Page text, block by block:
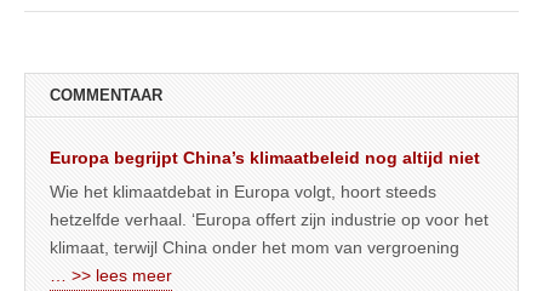
COMMENTAAR
Europa begrijpt China’s klimaatbeleid nog altijd niet
Wie het klimaatdebat in Europa volgt, hoort steeds
hetzelfde verhaal. ‘Europa offert zijn industrie op voor het
klimaat, terwijl China onder het mom van vergroening
… >> lees meer